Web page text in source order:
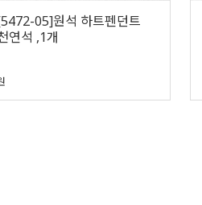
05]원석 하트펜던트
연석 ,1개